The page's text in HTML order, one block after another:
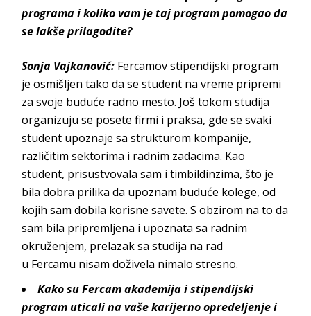
programa i koliko vam je taj program pomogao da
se lakše prilagodite?
Sonja Vajkanović: Fercamovstipendijski program
je osmišljen tako da se student na vreme pripremi
za svoje buduće radno mesto. Još tokom studija
organizuju se posete firmi i praksa, gde se svaki
student upoznaje sa strukturom kompanije,
različitim sektorima i radnim zadacima. Kao
student, prisustvovala sam i timbildinzima, što je
bila dobra prilika da upoznam buduće kolege, od
kojih sam dobila korisne savete. S obzirom na to da
sam bila pripremljena i upoznata sa radnim
okruženjem, prelazak sa studija na rad
u Fercamu nisam doživela nimalo stresno.
Kako suFercam akademijai stipendijski
program uticali na vaše karijerno opredeljenje i